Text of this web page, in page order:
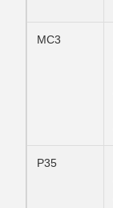
MC3
P35